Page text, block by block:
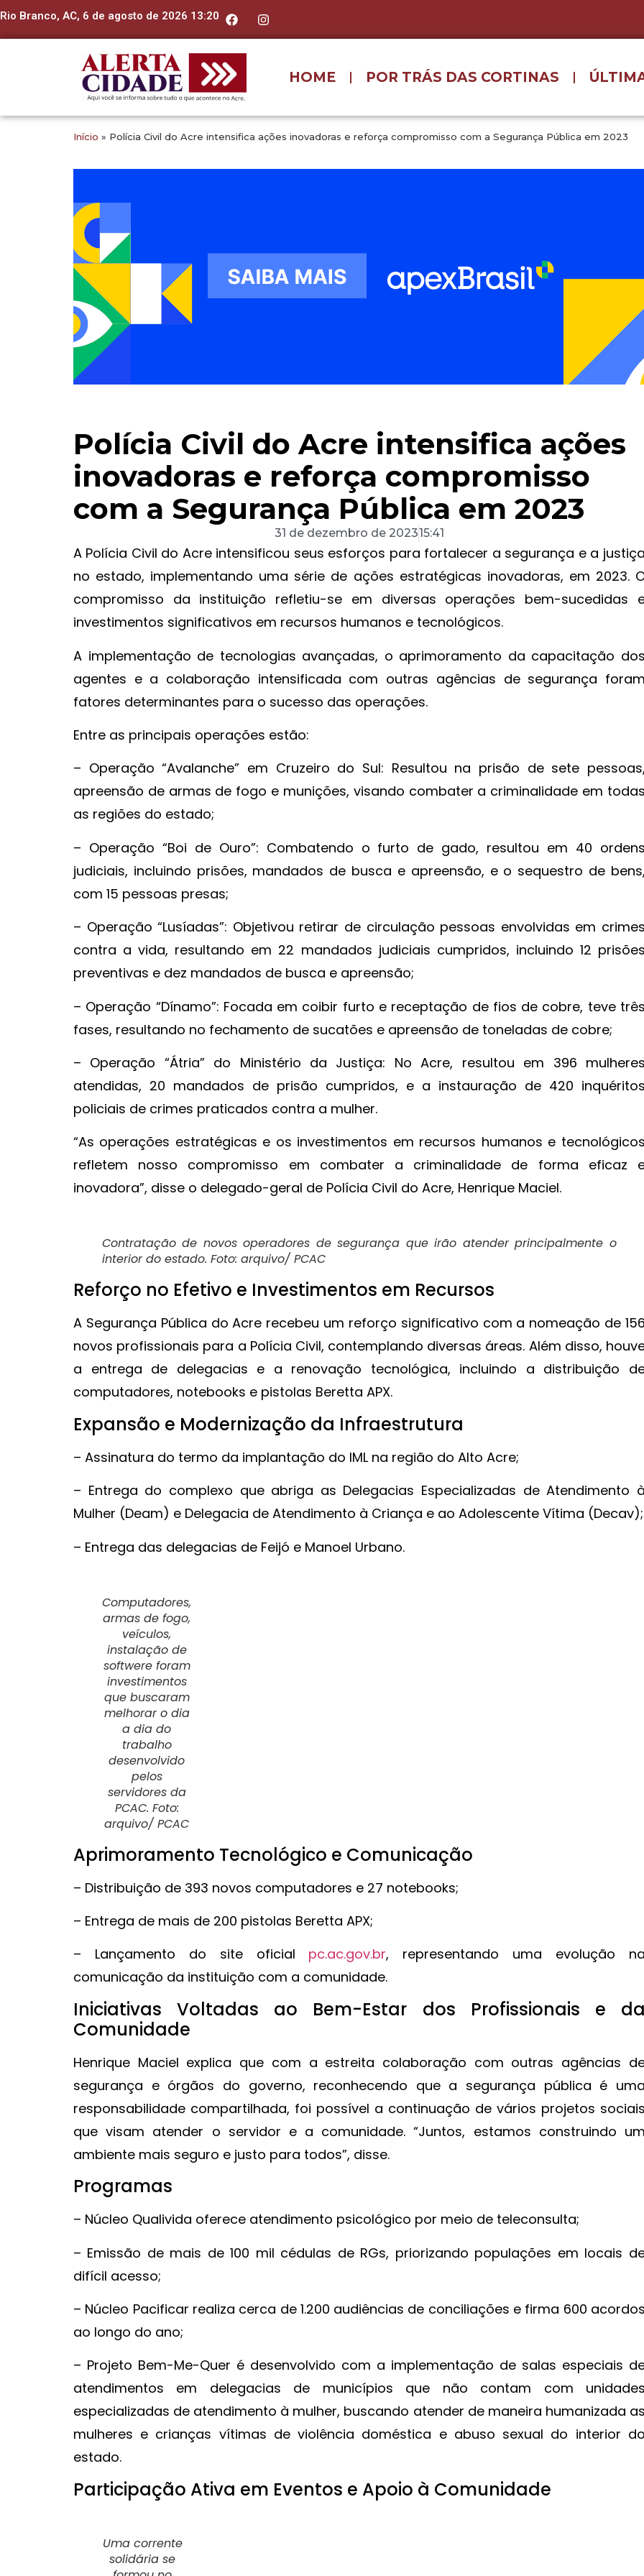
Rio Branco, AC, 6 de agosto de 2026 13:20
HOME POR TRÁS DAS CORTINAS
Início » Polícia Civil do Acre intensifica ações inovadoras e reforça compromisso com a Segurança Pública em 2023
Polícia Civil do Acre intensifica ações
inovadoras e reforça compromisso
com a Segurança Pública em 2023
31 de dezembro de 202315:41
A Polícia Civil do Acre intensificou seus esforços para fortalecer a segurança e a justiça
no estado, implementando uma série de ações estratégicas inovadoras, em 2023.
compromisso da instituição refletiu-se em diversas operações bem-sucedidas
investimentos significativos em recursos humanos e tecnológicos.
A implementação de tecnologias avançadas, o aprimoramento da capacitação dos
agentes e a colaboração intensificada com outras agências de segurança foram
fatores determinantes para o sucesso das operações.
Entre as principais operações estão:
– Operação “Avalanche” em Cruzeiro do Sul: Resultou na prisão de sete pessoas,
apreensão de armas de fogo e munições, visando combater a criminalidade em todas
as regiões do estado;
– Operação “Boi de Ouro”: Combatendo o furto de gado, resultou em 40 ordens
judiciais, incluindo prisões, mandados de busca e apreensão, e o sequestro de bens,
com 15 pessoas presas;
– Operação “Lusíadas”: Objetivou retirar de circulação pessoas envolvidas em crimes
contra a vida, resultando em 22 mandados judiciais cumpridos, incluindo 12 prisões
preventivas e dez mandados de busca e apreensão;
– Operação “Dínamo”: Focada em coibir furto e receptação de fios de cobre, teve três
fases, resultando no fechamento de sucatões e apreensão de toneladas de cobre;
– Operação “Átria” do Ministério da Justiça: No Acre, resultou em 396 mulheres
atendidas, 20 mandados de prisão cumpridos, e a instauração de 420 inquéritos
policiais de crimes praticados contra a mulher.
“As operações estratégicas e os investimentos em recursos humanos e tecnológicos
refletem nosso compromisso em combater a criminalidade de forma eficaz
inovadora”, disse o delegado-geral de Polícia Civil do Acre, Henrique Maciel.
Contratação de novos operadores de segurança que irão atender principalmente o
interior do estado. Foto: arquivo/ PCAC
Reforço no Efetivo e Investimentos em Recursos
A Segurança Pública do Acre recebeu um reforço significativo com a nomeação de 156
novos profissionais para a Polícia Civil, contemplando diversas áreas. Além disso,
a entrega de delegacias e a renovação tecnológica, incluindo a distribuição
computadores, notebooks e pistolas Beretta APX.
Expansão e Modernização da Infraestrutura
– Assinatura do termo da implantação do IML na região do Alto Acre;
– Entrega do complexo que abriga as Delegacias Especializadas de Atendimento à
Mulher (Deam) e Delegacia de Atendimento à Criança e ao Adolescente Vítima (Decav);
– Entrega das delegacias de Feijó e Manoel Urbano.
Computadores,
armas de fogo,
veículos,
instalação de
softwere foram
investimentos
que buscaram
melhorar o dia
a dia do
trabalho
desenvolvido
pelos
servidores da
PCAC. Foto:
arquivo/ PCAC
Aprimoramento Tecnológico e Comunicação
– Distribuição de 393 novos computadores e 27 notebooks;
– Entrega de mais de 200 pistolas Beretta APX;
– Lançamento do site oficial pc.ac.gov.br, representando uma evolução na
comunicação da instituição com a comunidade.
Iniciativas Voltadas ao Bem-Estar dos Profissionais e da
Comunidade
Henrique Maciel explica que com a estreita colaboração com outras agências
segurança e órgãos do governo, reconhecendo que a segurança pública é uma
responsabilidade compartilhada, foi possível a continuação de vários projetos sociais
que visam atender o servidor e a comunidade. “Juntos, estamos construindo um
ambiente mais seguro e justo para todos”, disse.
Programas
– Núcleo Qualivida oferece atendimento psicológico por meio de teleconsulta;
– Emissão de mais de 100 mil cédulas de RGs, priorizando populações em locais
difícil acesso;
– Núcleo Pacificar realiza cerca de 1.200 audiências de conciliações e firma 600 acordos
ao longo do ano;
– Projeto Bem-Me-Quer é desenvolvido com a implementação de salas especiais
atendimentos em delegacias de municípios que não contam com unidades
especializadas de atendimento à mulher, buscando atender de maneira humanizada as
mulheres e crianças vítimas de violência doméstica e abuso sexual do interior do
estado.
Participação Ativa em Eventos e Apoio à Comunidade
Uma corrente
solidária se